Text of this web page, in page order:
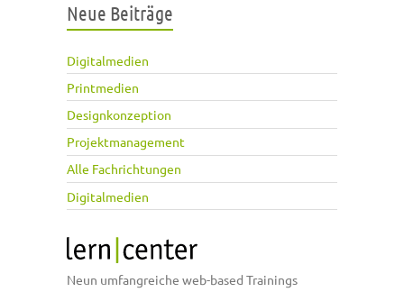
Neue Beiträge
Digitalmedien
Printmedien
Designkonzeption
Projektmanagement
Alle Fachrichtungen
Digitalmedien
Neun umfangreiche web-based Trainings